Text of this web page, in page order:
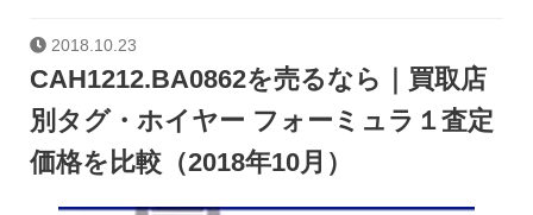
2018.10.23
CAH1212.BA0862を売るなら｜買取店
別タグ・ホイヤー フォーミュラ１査定
価格を比較（2018年10月）